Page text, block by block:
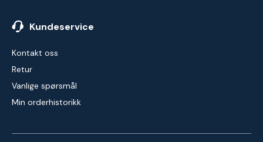
Kundeservice
Kontakt oss
Retur
Vanlige spørsmål
Min orderhistorikk